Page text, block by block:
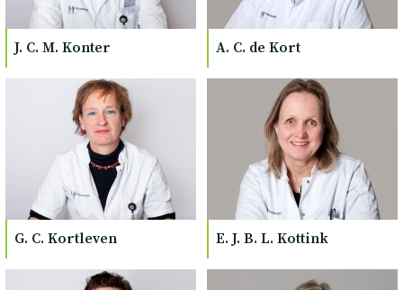
J. C. M. Konter A. C. de Kort
G. C. Kortleven E. J. B. L. Kottink